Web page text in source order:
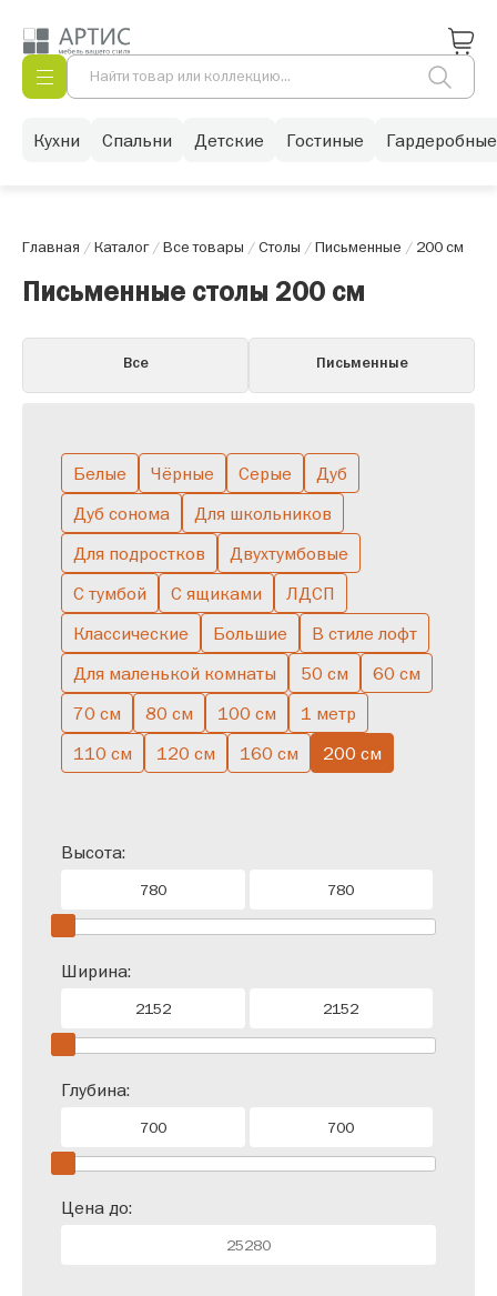
Кухни Спальни Детские Гостиные Гардеробные
Главная /Каталог/Все товары /Столы /Письменные / 200 см
Письменные столы 200 см
Все Письменные
Белые Чёрные Серые
Дуб
Дуб сонома
Для школьников
Для подростков
Двухтумбовые
С тумбой
С ящиками
ЛДСП
Классические
Большие
В стиле лофт
Для маленькой комнаты
50 см
60 см
70 см
80 см 100 см
1 метр
110 см
120 см 160 см 200 см
Высота:
Ширина:
Глубина:
Цена до: